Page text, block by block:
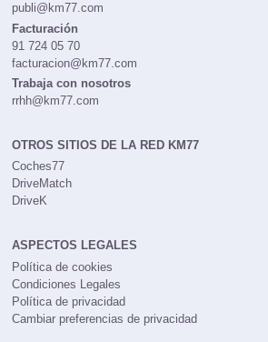
publi@km77.com
Facturación
91 724 05 70
facturacion@km77.com
Trabaja con nosotros
rrhh@km77.com
OTROS SITIOS DE LA RED KM77
Coches77
DriveMatch
DriveK
ASPECTOS LEGALES
Política de cookies
Condiciones Legales
Política de privacidad
Cambiar preferencias de privacidad